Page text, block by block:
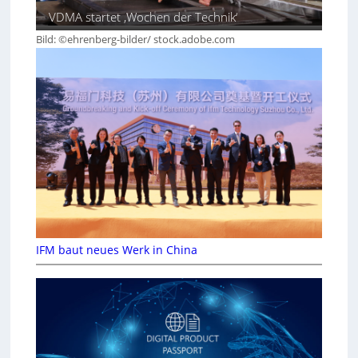
VDMA startet ‚Wochen der Technik‘
Bild: ©ehrenberg-bilder/ stock.adobe.com
IFM baut neues Werk in China